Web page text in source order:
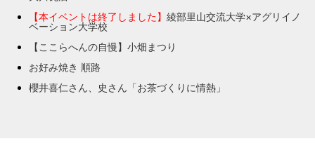
【本イベントは終了しました】 綾部里山交流大学×アグリイノ
ベーション大学校
【ここらへんの自慢】小畑まつり
お好み焼き 順路
櫻井喜仁さん、史さん「お茶づくりに情熱」